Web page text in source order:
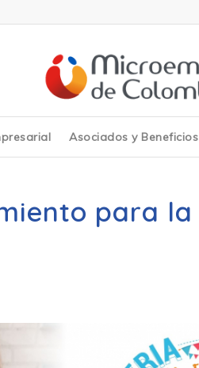
Asociados y Beneficios
para la